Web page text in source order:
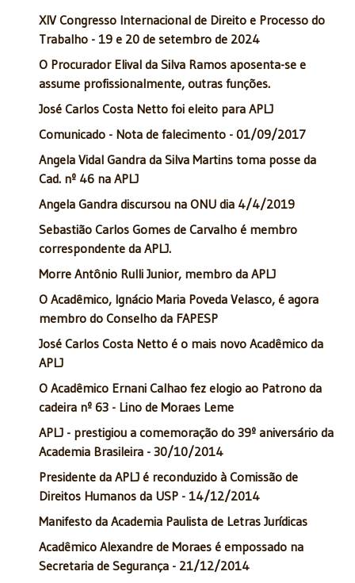
XIV Congresso Internacional de Direito e Processo do
Trabalho - 19 e 20 de setembro de 2024
O Procurador Elival da Silva Ramos aposenta-se e
assume profissionalmente, outras funções.
José Carlos Costa Netto foi eleito para APLJ
Comunicado - Nota de falecimento - 01/09/2017
Angela Vidal Gandra da Silva Martins toma posse da
Cad. nº 46 na APLJ
Angela Gandra discursou na ONU dia 4/4/2019
Sebastião Carlos Gomes de Carvalho é membro
correspondente da APLJ.
Morre Antônio Rulli Junior, membro da APLJ
O Acadêmico, Ignácio Maria Poveda Velasco, é agora
membro do Conselho da FAPESP
José Carlos Costa Netto é o mais novo Acadêmico da
APLJ
O Acadêmico Ernani Calhao fez elogio ao Patrono da
cadeira nº 63 - Lino de Moraes Leme
APLJ - prestigiou a comemoração do 39º aniversário da
Academia Brasileira - 30/10/2014
Presidente da APLJ é reconduzido à Comissão de
Direitos Humanos da USP - 14/12/2014
Manifesto da Academia Paulista de Letras Jurídicas
Acadêmico Alexandre de Moraes é empossado na
Secretaria de Segurança - 21/12/2014